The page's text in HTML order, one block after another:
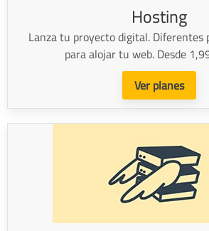
Hosting
Lanza tu proyecto digital. Diferentes
para alojar tu web. Desde
Ver planes